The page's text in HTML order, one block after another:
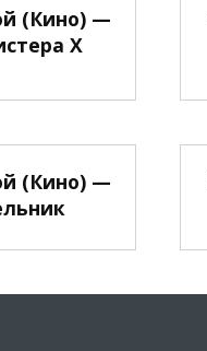
(Кино) —
Х
(Кино) —